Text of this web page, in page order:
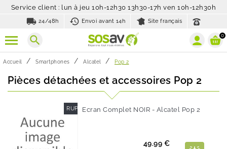
Service client : lun à jeu 10h-12h30 13h30-17h ven 10h-12h30h
local_shipping 24/48h history_toggle_off
Envoi avant 14h Site français
search 0
Accueil Smartphones Alcatel Pop 2
Pièces détachées et accessoires Pop 2
RUPTURE DE STOCK
Ecran Complet NOIR - Alcatel Pop 2
Prix
49.99 €